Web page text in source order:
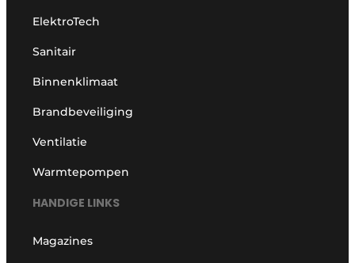
ElektroTech
Sanitair
Binnenklimaat
Brandbeveiliging
Ventilatie
Warmtepompen
HANDIGE LINKS
Magazines